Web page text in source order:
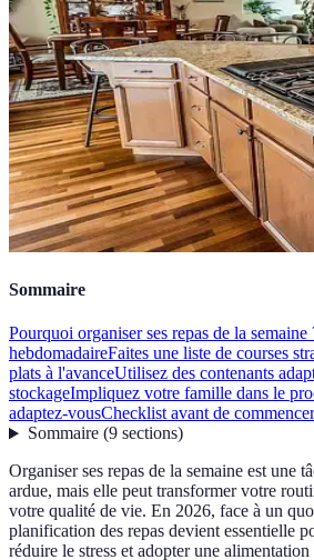
Sommaire
Pourquoi organiser ses repas de la semaine
hebdomadaireFaites une liste de courses
plats à l'avanceUtilisez des contenants
stockageImpliquez votre famille dans le
adaptez-vousChecklist avant de commencer
Sommaire(9 sections)
Organiser ses repas de la semaine est une
ardue, mais elle peut transformer votre
votre qualité de vie. En 2026, face à un
planification des repas devient essentielle
réduire le stress et adopter une